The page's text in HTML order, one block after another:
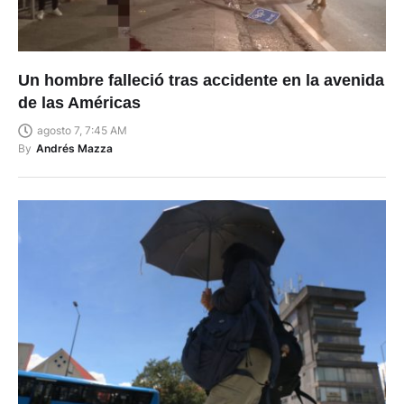
Un hombre falleció tras accidente en la avenida
de las Américas
agosto 7, 7:45 AM
By Andrés Mazza